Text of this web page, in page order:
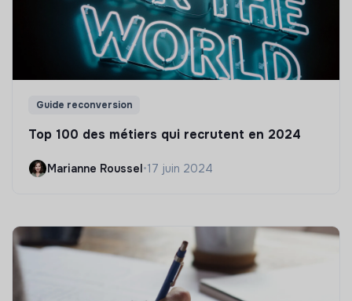
Guide reconversion
Top 100 des métiers qui recrutent en 2024
Marianne Roussel•17 juin 2024